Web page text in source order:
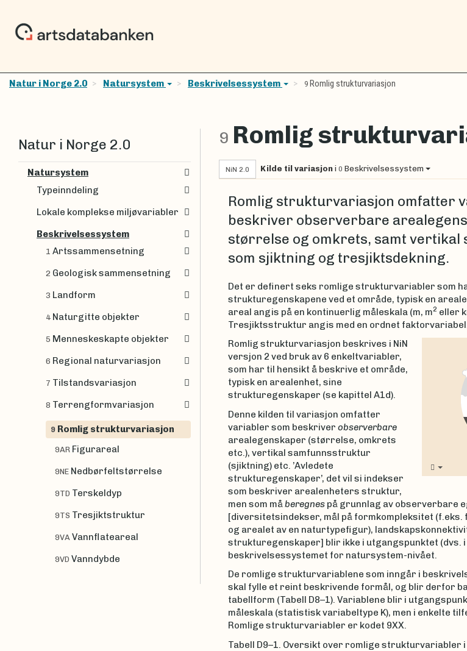
Natur i Norge 2.0 Natursystem Beskrivelsessystem 9 Romlig strukturvariasjon
9 Romlig
NiN 2.0 Kilde til variasjon i 0 Beskrivelsessystem
Romlig strukturvariasjon omfatter
beskriver observerbare
størrelse og omkrets, samt
som sjiktning og tresjiktsdekning.
Det er definert seks romlige strukturvariabler som
strukturegenskapene ved et område, typisk en
areal angis på en kontinuerlig måleskala (m, m2 eller
Tresjiktsstruktur angis med en ordnet faktorvariabel.
Romlig strukturvariasjon beskrives i NiN
versjon 2 ved bruk av 6 enkeltvariabler,
som har til hensikt å beskrive et område,
typisk en arealenhet, sine
strukturegenskaper (se kapittel A1d).
Denne kilden til variasjon omfatter
variabler som beskriver observerbare
arealegenskaper (størrelse, omkrets
etc.), vertikal samfunnsstruktur
(sjiktning) etc. ’Avledete
strukturegenskaper’, det vil si indekser
som beskriver arealenheters struktur,
men som må beregnespå grunnlag av observerbare
[diversitetsindekser, mål på formkompleksitet (f.eks.
og arealet av en naturtypefigur),
strukturegenskaper] blir ikke i utgangspunktet (dvs. i
beskrivelsessystemet for natursystem-nivået.
De romlige strukturvariablene som inngår i
skal fylle et reint beskrivende formål, og blir derfor
tabellform (Tabell D8–1). Variablene blir i
måleskala (statistisk variabeltype K), men i enkelte
Romlige strukturvariabler er kodet 9XX.
Tabell D9–1. Oversikt over romlige strukturvariabler i
Natur i Norge 2.0
Natursystem
Typeinndeling
Lokale komplekse miljøvariabler
Beskrivelsessystem
1 Artssammensetning
2 Geologisk sammensetning
3 Landform
4 Naturgitte objekter
5 Menneskeskapte objekter
6 Regional naturvariasjon
7 Tilstandsvariasjon
8 Terrengformvariasjon
9 Romlig strukturvariasjon
9AR Figurareal
9NE Nedbørfeltstørrelse
9TD Terskeldyp
9TS Tresjiktstruktur
9VA Vannflateareal
9VD Vanndybde